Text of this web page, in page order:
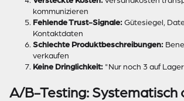
kommunizieren
Fehlende Trust-Signale: Gütesiegel,
Kontaktdaten
Schlechte Produktbeschreibungen:
verkaufen
Keine Dringlichkeit: "Nur noch 3 auf
A/B-Testing: Systematisch